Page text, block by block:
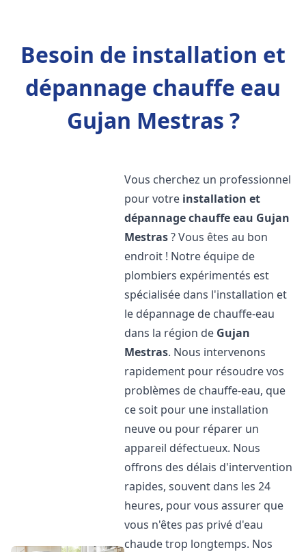
Besoin de installation et
dépannage chauffe eau
Gujan Mestras ?
Vous cherchez un professionnel
pour votre installation et
dépannage chauffe eau Gujan
Mestras? Vous êtes au bon
endroit ! Notre équipe de
plombiers expérimentés est
spécialisée dans l'installation et
le dépannage de chauffe-eau
dans la région de Gujan
Mestras. Nous intervenons
rapidement pour résoudre vos
problèmes de chauffe-eau, que
ce soit pour une installation
neuve ou pour réparer un
appareil défectueux. Nous
offrons des délais d'intervention
rapides, souvent dans les 24
heures, pour vous assurer que
vous n'êtes pas privé d'eau
chaude trop longtemps. Nos